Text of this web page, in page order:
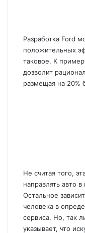
Разработка Ford
положительных
таковое. К
дозволит
размещая на
Не считая того,
направлять авто
Остальное
человека в
сервиса. Но, так
указывает, что